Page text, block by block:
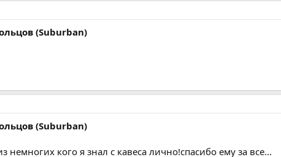
(Suburban)
(Suburban)
немногих кого я знал с кавеса лично!спасибо ему за все...